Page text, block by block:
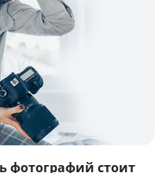
фотографий стоит